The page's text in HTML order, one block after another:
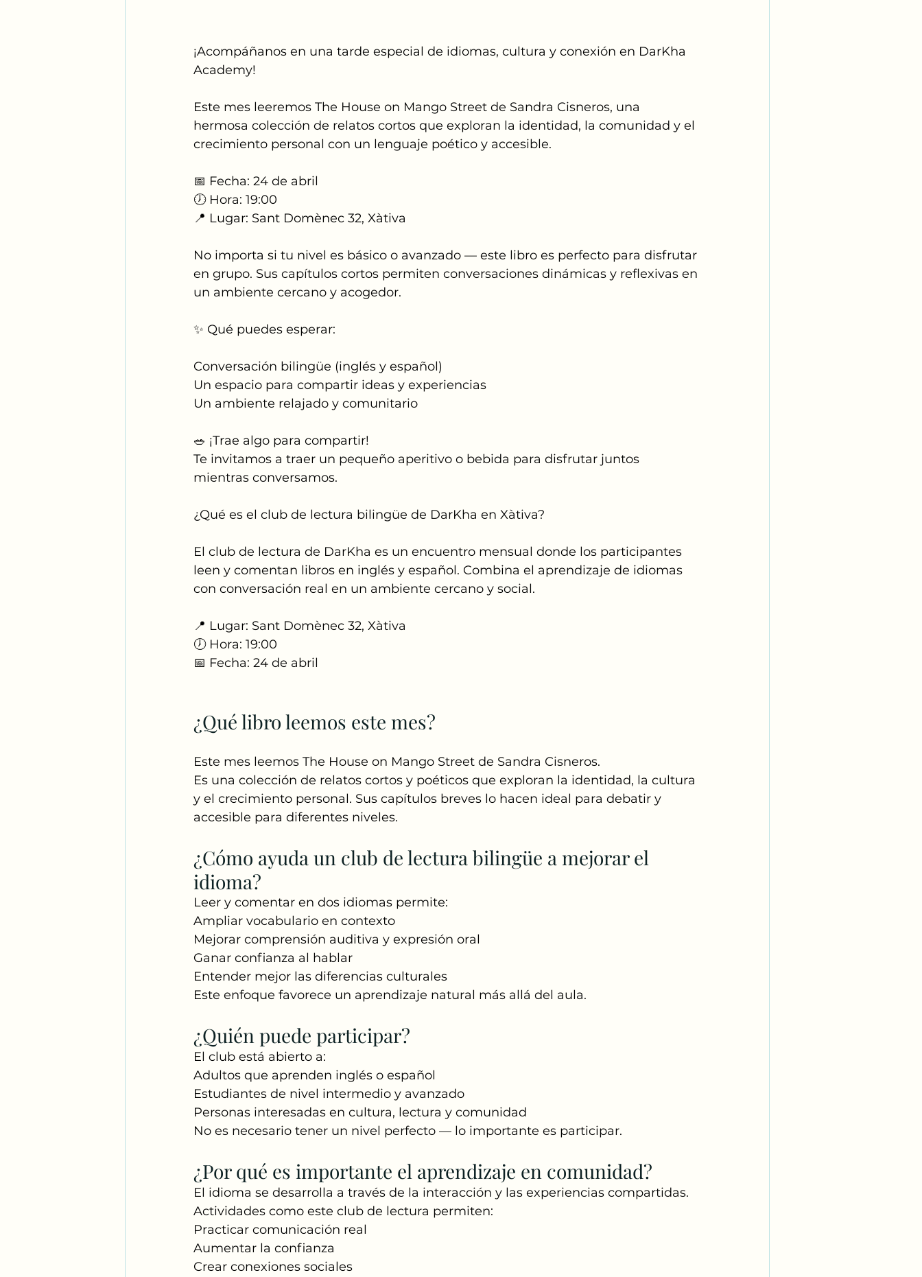
¡Acompáñanos en una tarde especial de idiomas, cultura y conexión en DarKha
Academy!
Este mes leeremos The House on Mango Street de Sandra Cisneros, una
hermosa colección de relatos cortos que exploran la identidad, la comunidad y el
crecimiento personal con un lenguaje poético y accesible.
📅 Fecha: 24 de abril
🕖 Hora: 19:00
📍 Lugar: Sant Domènec 32, Xàtiva
No importa si tu nivel es básico o avanzado — este libro es perfecto para disfrutar
en grupo. Sus capítulos cortos permiten conversaciones dinámicas y reflexivas en
un ambiente cercano y acogedor.
✨ Qué puedes esperar:
Conversación bilingüe (inglés y español)
Un espacio para compartir ideas y experiencias
Un ambiente relajado y comunitario
🥗 ¡Trae algo para compartir!
Te invitamos a traer un pequeño aperitivo o bebida para disfrutar juntos
mientras conversamos.
¿Qué es el club de lectura bilingüe de DarKha en Xàtiva?
El club de lectura de DarKha es un encuentro mensual donde los participantes
leen y comentan libros en inglés y español. Combina el aprendizaje de idiomas
con conversación real en un ambiente cercano y social.
📍 Lugar: Sant Domènec 32, Xàtiva
🕖 Hora: 19:00
📅 Fecha: 24 de abril
¿Qué libro leemos este mes?
Este mes leemos The House on Mango Street de Sandra Cisneros.
Es una colección de relatos cortos y poéticos que exploran la identidad, la cultura
y el crecimiento personal. Sus capítulos breves lo hacen ideal para debatir y
accesible para diferentes niveles.
¿Cómo ayuda un club de lectura bilingüe a mejorar el
idioma?
Leer y comentar en dos idiomas permite:
Ampliar vocabulario en contexto
Mejorar comprensión auditiva y expresión oral
Ganar confianza al hablar
Entender mejor las diferencias culturales
Este enfoque favorece un aprendizaje natural más allá del aula.
¿Quién puede participar?
El club está abierto a:
Adultos que aprenden inglés o español
Estudiantes de nivel intermedio y avanzado
Personas interesadas en cultura, lectura y comunidad
No es necesario tener un nivel perfecto — lo importante es participar.
¿Por qué es importante el aprendizaje en comunidad?
El idioma se desarrolla a través de la interacción y las experiencias compartidas.
Actividades como este club de lectura permiten:
Practicar comunicación real
Aumentar la confianza
Crear conexiones sociales